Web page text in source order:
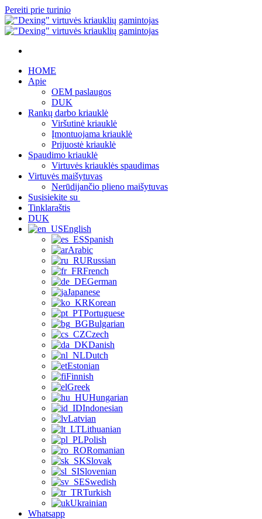
Pereiti prie turinio
HOME
Apie
OEM paslaugos
DUK
Rankų darbo kriauklė
Viršutinė kriauklė
Įmontuojama kriauklė
Prijuostė kriauklė
Spaudimo kriauklė
Virtuvės kriauklės spaudimas
Virtuvės maišytuvas
Nerūdijančio plieno maišytuvas
Susisiekite su
Tinklaraštis
DUK
English
Spanish
Arabic
Russian
French
German
Japanese
Korean
Portuguese
Bulgarian
Czech
Danish
Dutch
Estonian
Finnish
Greek
Hungarian
Indonesian
Latvian
Lithuanian
Polish
Romanian
Slovak
Slovenian
Swedish
Turkish
Ukrainian
Whatsapp